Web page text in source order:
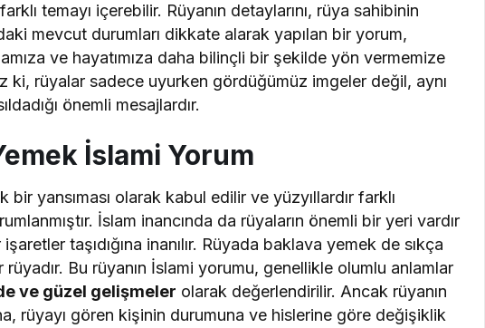
temayı içerebilir. Rüyanın detaylarını, rüya sahibinin
mevcut durumları dikkate alarak yapılan bir yorum,
ve hayatımıza daha bilinçli bir şekilde yön vermemize
ki, rüyalar sadece uyurken gördüğümüz imgeler değil, aynı
önemli mesajlardır.
İslami Yorum
bir yansıması olarak kabul edilir ve yüzyıllardır farklı
İslam inancında da rüyaların önemli bir yeri vardır
taşıdığına inanılır. Rüyada baklava yemek de sıkça
Bu rüyanın İslami yorumu, genellikle olumlu anlamlar
ve güzel gelişmeler olarak değerlendirilir. Ancak rüyanın
rüyayı gören kişinin durumuna ve hislerine göre değişiklik